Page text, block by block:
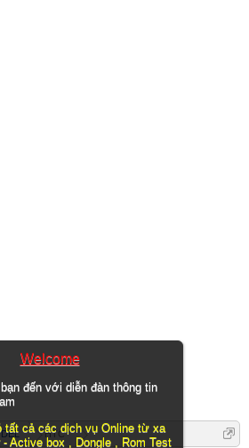
Welcome
đến với diễn đàn thông tin
tất cả các dịch vụ Online từ xa
- Active box , Dongle , Rom Test
HTC